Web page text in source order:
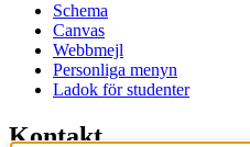
Schema
Canvas
Webbmejl
Personliga menyn
Ladok för studenter
Kontakt